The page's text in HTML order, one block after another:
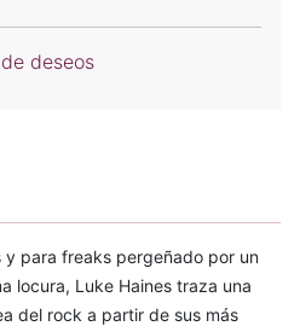
deseos
y para freaks pergeñado por un
locura, Luke Haines traza una
del rock a partir de sus más